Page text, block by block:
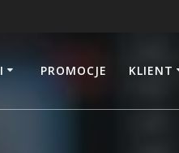
PROMOCJE KLIENT